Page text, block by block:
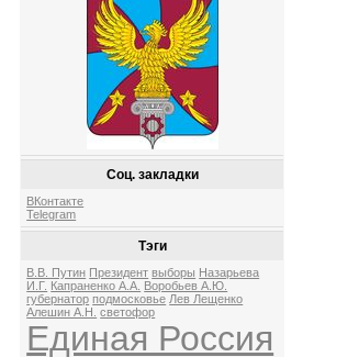
Соц. закладки
ВКонтакте
Telegram
Тэги
В.В. Путин Президент выборы Назарьева
И.Г. Капраненко А.А. Воробьев А.Ю.
губернатор подмосковье Лев Лещенко
Алешин А.Н.
светофор
Единая Россия